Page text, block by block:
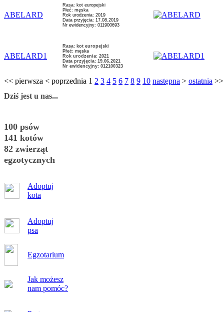
ABELARD
Rasa: kot europejski
Płeć: męska
Rok urodzenia: 2019
Data przyjęcia: 17.08.2019
Nr ewidencyjny: 011900693
ABELARD1
Rasa: kot europejski
Płeć: męska
Rok urodzenia: 2021
Data przyjęcia: 19.06.2021
Nr ewidencyjny: 012100323
<< pierwsza < poprzednia 1 2 3 4 5 6 7 8 9 10 następna > ostatnia >>
Dziś jest u nas...
100 psów
141 kotów
82 zwierząt
egzotycznych
Adoptuj
kota
Adoptuj
psa
Egzotarium
Jak możesz
nam pomóc?